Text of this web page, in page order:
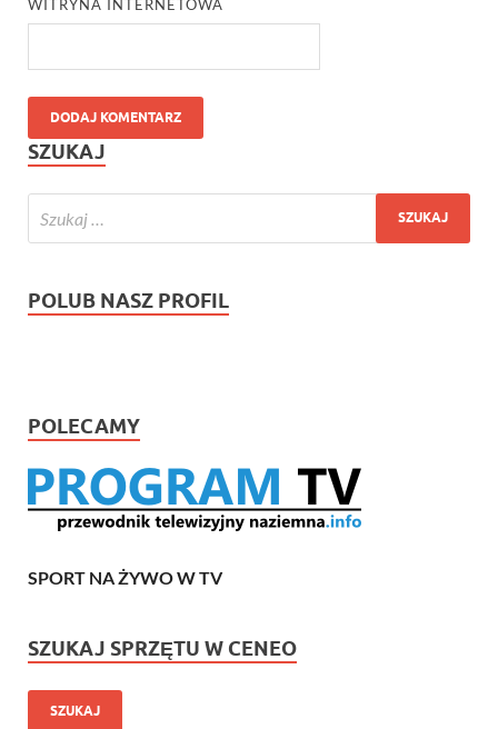
WITRYNA INTERNETOWA
SZUKAJ
POLUB NASZ PROFIL
POLECAMY
SPORT NA ŻYWO W TV
SZUKAJ SPRZĘTU W CENEO
SZUKAJ